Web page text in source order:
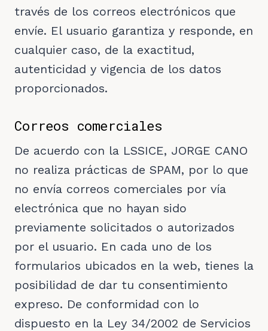
través de los correos electrónicos que
envíe. El usuario garantiza y responde, en
cualquier caso, de la exactitud,
autenticidad y vigencia de los datos
proporcionados.
Correos comerciales
De acuerdo con la LSSICE, JORGE CANO
no realiza prácticas de SPAM, por lo que
no envía correos comerciales por vía
electrónica que no hayan sido
previamente solicitados o autorizados
por el usuario. En cada uno de los
formularios ubicados en la web, tienes la
posibilidad de dar tu consentimiento
expreso. De conformidad con lo
dispuesto en la Ley 34/2002 de Servicios